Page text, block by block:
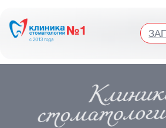
ЗАПИСАТЬСЯ
ЗАПИСАТЬСЯ
ЦИСТЭКТОМИЯ